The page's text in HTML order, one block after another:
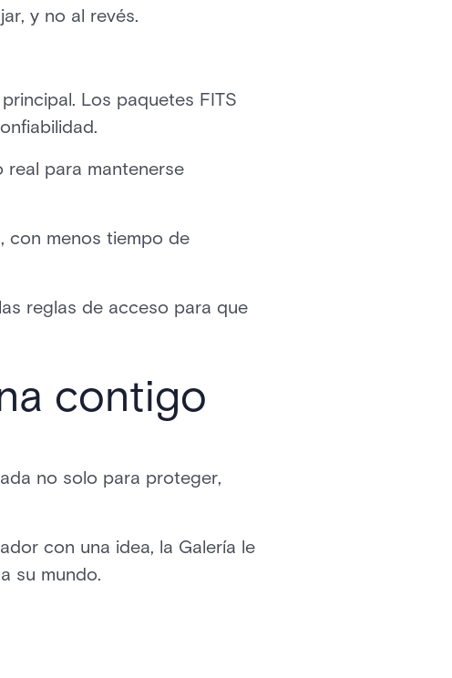
y no al revés.
Los paquetes FITS
para mantenerse
con menos tiempo de
reglas de acceso para que
contigo
no solo para proteger,
con una idea, la Galería le
su mundo.